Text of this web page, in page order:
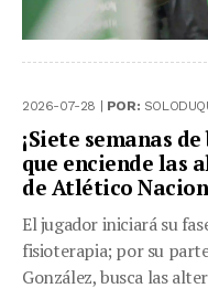
2026-07-28 | POR:
¡Siete semanas
que enciende las
de Atlético
El jugador iniciará su
fisioterapia; por su
González, busca las